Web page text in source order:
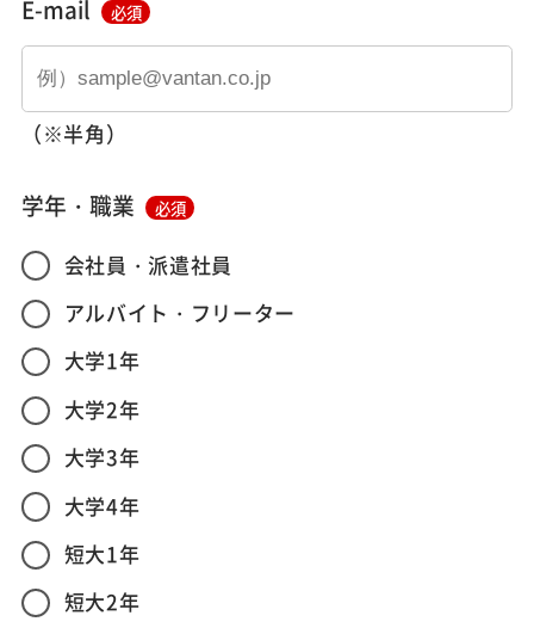
E-mail 必須
（※半角）
学年・職業 必須
会社員・派遣社員
アルバイト・フリーター
大学1年
大学2年
大学3年
大学4年
短大1年
短大2年